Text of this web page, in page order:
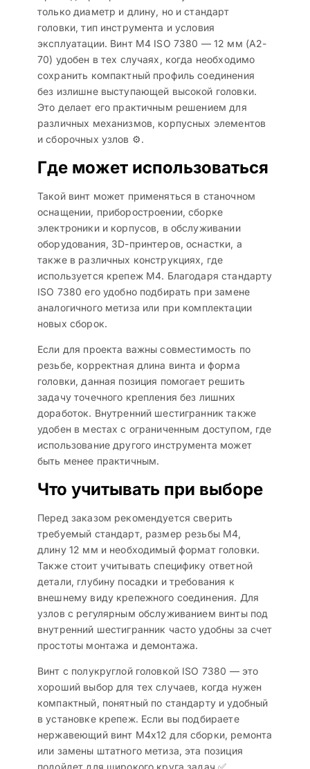
только диаметр и длину, но и стандарт
головки, тип инструмента и условия
эксплуатации. Винт M4 ISO 7380 — 12 мм (A2-
70) удобен в тех случаях, когда необходимо
сохранить компактный профиль соединения
без излишне выступающей высокой головки.
Это делает его практичным решением для
различных механизмов, корпусных элементов
и сборочных узлов ⚙️.
Где может использоваться
Такой винт может применяться в станочном
оснащении, приборостроении, сборке
электроники и корпусов, в обслуживании
оборудования, 3D-принтеров, оснастки, а
также в различных конструкциях, где
используется крепеж M4. Благодаря стандарту
ISO 7380 его удобно подбирать при замене
аналогичного метиза или при комплектации
новых сборок.
Если для проекта важны совместимость по
резьбе, корректная длина винта и форма
головки, данная позиция помогает решить
задачу точечного крепления без лишних
доработок. Внутренний шестигранник также
удобен в местах с ограниченным доступом, где
использование другого инструмента может
быть менее практичным.
Что учитывать при выборе
Перед заказом рекомендуется сверить
требуемый стандарт, размер резьбы M4,
длину 12 мм и необходимый формат головки.
Также стоит учитывать специфику ответной
детали, глубину посадки и требования к
внешнему виду крепежного соединения. Для
узлов с регулярным обслуживанием винты под
внутренний шестигранник часто удобны за счет
простоты монтажа и демонтажа.
Винт с полукруглой головкой ISO 7380 — это
хороший выбор для тех случаев, когда нужен
компактный, понятный по стандарту и удобный
в установке крепеж. Если вы подбираете
нержавеющий винт M4x12 для сборки, ремонта
или замены штатного метиза, эта позиция